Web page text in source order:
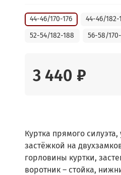
44-46/170-176 44-46/182-
52-54/182-188
56-58/
3 440 ₽
Куртка прямого
застёжкой на
горловины куртки,
воротник – стойка,